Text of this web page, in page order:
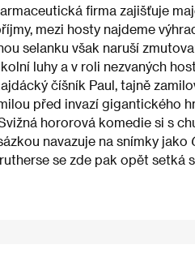
firma zajišťuje
mezi hosty najdeme
selanku však naruší
luhy a v roli nezvaných
číšník Paul, tajně
před invazí gigantického
hororová komedie si s
navazuje na snímky jako
se zde pak opět setká